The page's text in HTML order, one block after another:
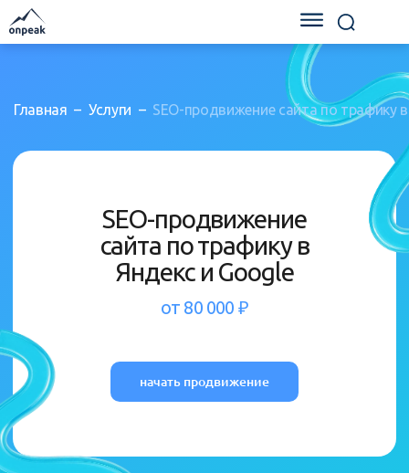
Главная – Услуги – SEO-продвижение сайта по трафику
SEO-продвижение
сайта по трафику в
Яндекс и Google
от 80 000 ₽
начать продвижение